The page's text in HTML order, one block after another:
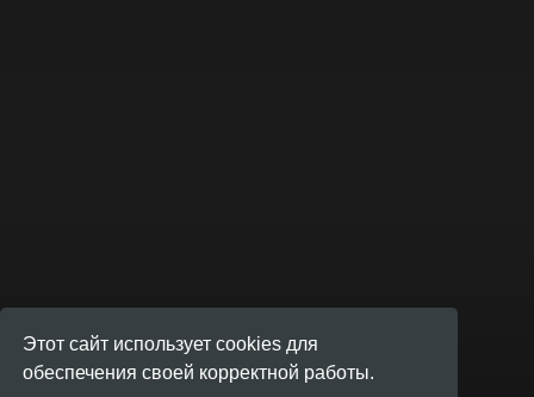
Этот сайт использует cookies для
обеспечения своей корректной работы.